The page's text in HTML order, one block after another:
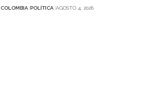
COLOMBIA POLÍTICA AGOSTO 4, 2026